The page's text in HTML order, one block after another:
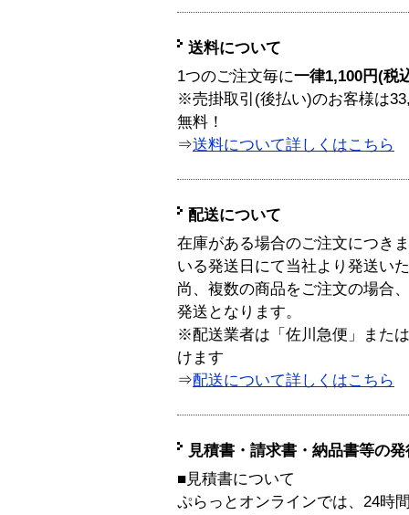
送料について
1つのご注文毎に一律1,100円(税
※売掛取引(後払い)のお客様は
無料！
⇒送料について詳しくはこちら
配送について
在庫がある場合のご注文につき
いる発送日にて当社より発送い
尚、複数の商品をご注文の場合
発送となります。
※配送業者は「佐川急便」また
けます
⇒配送について詳しくはこちら
見積書・請求書・納品書等の
■見積書について
ぷらっとオンラインでは、24時